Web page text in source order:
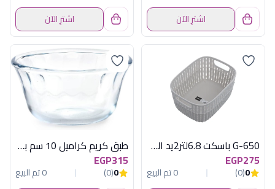
اشترِ الآن
اشترِ الآن
G-650 باسكت 6.8لتر2يد الوان نيتي جوندول
EGP275
0
(0)
0 تم البيع
طبق كريم كراميل 10 سم بيركس
EGP315
0
(0)
0 تم البيع